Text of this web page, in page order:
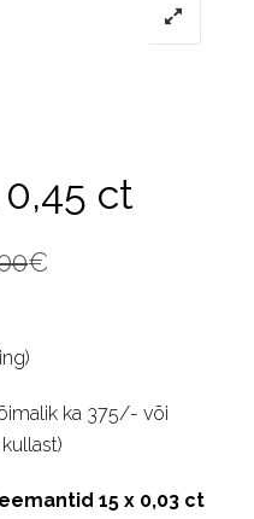
0,45 ct
€
1,875.00€.
1,498.00€.
ka 375/- või
15 x 0,03 ct